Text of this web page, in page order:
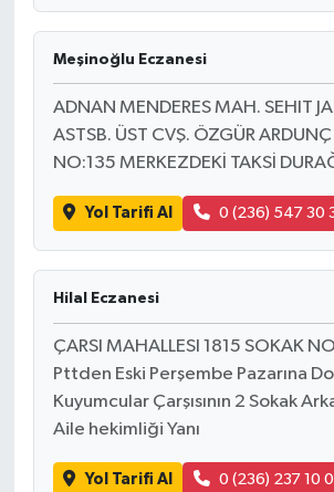
Meşinoğlu Eczanesi
ADNAN MENDERES MAH. SEHIT
ASTSB. ÜST CVŞ. ÖZGÜR ARDUNÇ
NO:135 MERKEZDEKİ TAKSİ
Yol Tarifi Al 0 (236) 547 30
Hilal Eczanesi
ÇARSI MAHALLESI 1815 SOKAK
Pttden Eski Perşembe Pazarına
Kuyumcular Çarşısının 2 Sokak
Aile hekimliği Yanı
Yol Tarifi Al 0 (236) 237 10